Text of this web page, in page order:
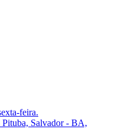
feira.
Salvador - BA,